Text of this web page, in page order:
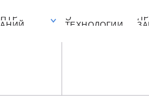
ТЕХНОЛОГИИ ЗАКАЗА